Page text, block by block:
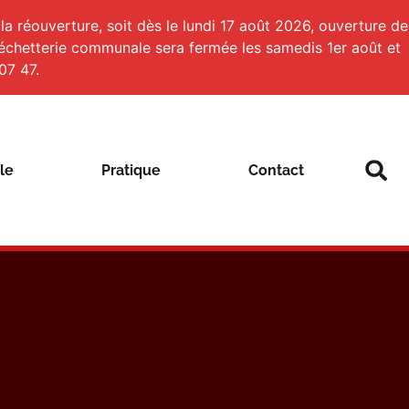
Pratique Contact
réouverture, soit dès le lundi 17 août 2026, ouverture de
communale sera fermée les samedis 1er août et
47.